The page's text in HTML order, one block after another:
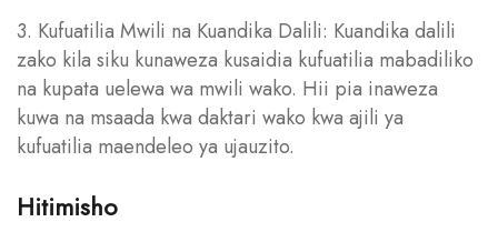
3. Kufuatilia Mwili na Kuandika Dalili: Kuandika dalili
zako kila siku kunaweza kusaidia kufuatilia mabadiliko
na kupata uelewa wa mwili wako. Hii pia inaweza
kuwa na msaada kwa daktari wako kwa ajili ya
kufuatilia maendeleo ya ujauzito.
Hitimisho